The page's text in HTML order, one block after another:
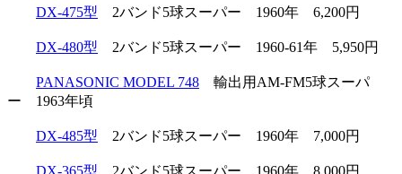
DX-475型 2バンド5球スーパー 1960年 6,200円
DX-480型 2バンド5球スーパー 1960-61年 5,950円
PANASONIC MODEL 748 輸出用AM-FM5球スーパ
ー 1963年頃
DX-485型 2バンド5球スーパー 1960年 7,000円
DX-365型 2バンド5球スーパー 1960年 8,000円